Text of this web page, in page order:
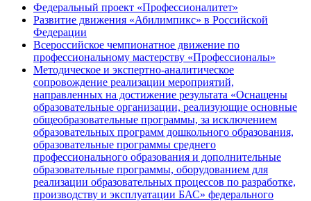
Федеральный проект «Профессионалитет»
Развитие движения «Абилимпикс» в Российской
Федерации
Всероссийское чемпионатное движение по
профессиональному мастерству «Профессионалы»
Методическое и экспертно-аналитическое
сопровождение реализации мероприятий,
направленных на достижение результата «Оснащены
образовательные организации, реализующие основные
общеобразовательные программы, за исключением
образовательных программ дошкольного образования,
образовательные программы среднего
профессионального образования и дополнительные
образовательные программы, оборудованием для
реализации образовательных процессов по разработке,
производству и эксплуатации БАС» федерального